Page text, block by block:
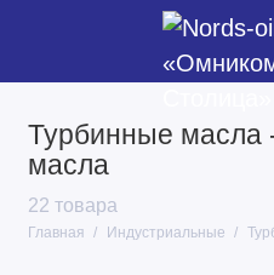
Турбинные масла
масла
22 товара
Главная Индустриальные
Гидравлические масла
Для направляющих